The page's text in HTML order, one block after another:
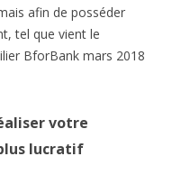
afin de posséder
tel que vient le
BforBank mars 2018
votre
lucratif